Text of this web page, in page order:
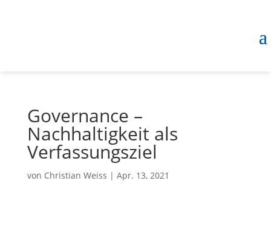
Governance –
Nachhaltigkeit als
Verfassungsziel
von Christian Weiss | Apr. 13, 2021